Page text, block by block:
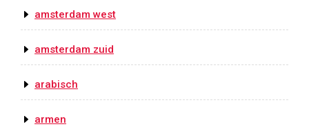
amsterdam west
amsterdam zuid
arabisch
armen